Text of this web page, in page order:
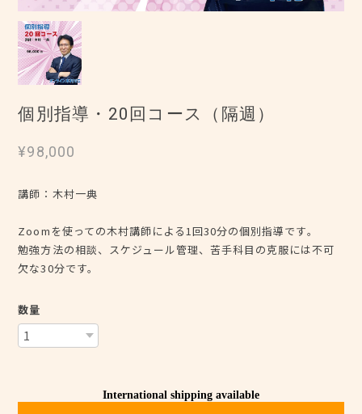
個別指導・20回コース（隔週）
¥98,000
講師：木村一典
Zoomを使っての木村講師による1回30分の個別指導です。
勉強方法の相談、スケジュール管理、苦手科目の克服には不可
欠な30分です。
数量
International shipping available